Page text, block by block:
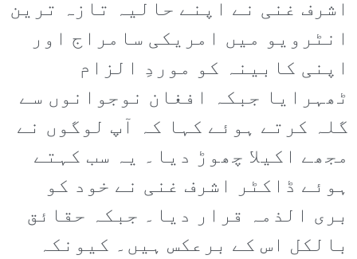
اشرف غنی نے اپنے حالیہ تازہ ترین
انٹرویو میں امریکی سامراج اور
اپنی کابینہ کو موردِ الزام
ٹھہرایا جبکہ افغان نوجوانوں سے
گلہ کرتے ہوئے کہا کہ آپ لوگوں نے
مجھے اکیلا چھوڑ دیا۔ یہ سب کہتے
ہوئے ڈاکٹر اشرف غنی نے خود کو
بری الذمہ قرار دیا۔ جبکہ حقائق
بالکل اس کے برعکس ہیں۔ کیونکہ